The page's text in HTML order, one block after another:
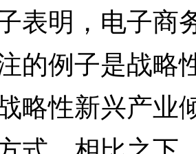
表明，电子商
的例子是战略
略性新兴产业